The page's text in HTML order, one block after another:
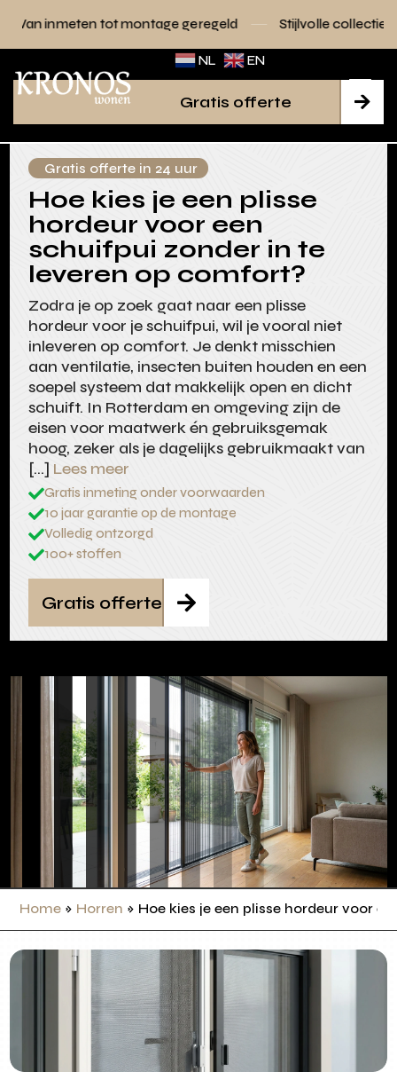
montage geregeld Stijlvolle collecties voor elk
NL EN

Gratis offerte
Gratis offerte in 24 uur
Hoe kies je een plisse
hordeur voor een
schuifpui zonder in te
leveren op comfort?
Zodra je op zoek gaat naar een plisse
hordeur voor je schuifpui, wil je vooral niet
inleveren op comfort. Je denkt misschien
aan ventilatie, insecten buiten houden en een
soepel systeem dat makkelijk open en dicht
schuift. In Rotterdam en omgeving zijn de
eisen voor maatwerk én gebruiksgemak
hoog, zeker als je dagelijks gebruikmaakt van
[…] Lees meer
Gratis inmeting onder voorwaarden
10 jaar garantie op de montage
Volledig ontzorgd
100+ stoffen

Gratis offerte
Home » Horren » Hoe kies je een plisse hordeur voor